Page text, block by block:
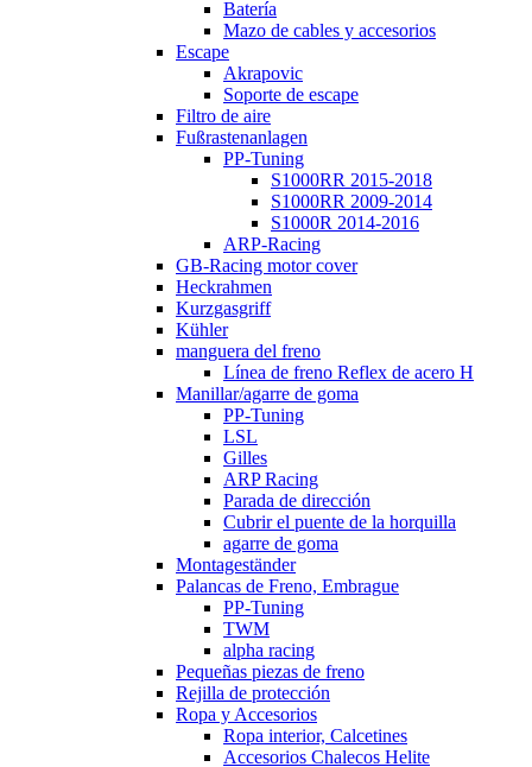
Batería
Mazo de cables y accesorios
Escape
Akrapovic
Soporte de escape
Filtro de aire
Fußrastenanlagen
PP-Tuning
S1000RR 2015-2018
S1000RR 2009-2014
S1000R 2014-2016
ARP-Racing
GB-Racing motor cover
Heckrahmen
Kurzgasgriff
Kühler
manguera del freno
Línea de freno Reflex de acero H
Manillar/agarre de goma
PP-Tuning
LSL
Gilles
ARP Racing
Parada de dirección
Cubrir el puente de la horquilla
agarre de goma
Montageständer
Palancas de Freno, Embrague
PP-Tuning
TWM
alpha racing
Pequeñas piezas de freno
Rejilla de protección
Ropa y Accesorios
Ropa interior, Calcetines
Accesorios Chalecos Helite